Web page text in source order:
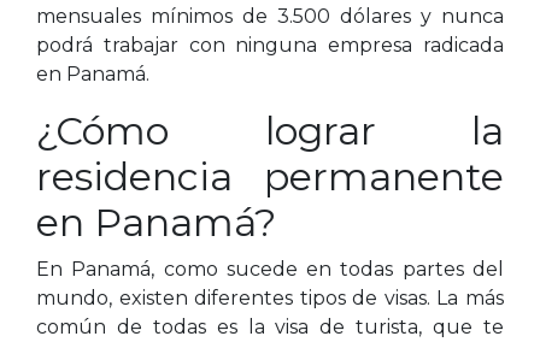
mensuales mínimos de 3.500 dólares y nunca
podrá trabajar con ninguna empresa radicada
en Panamá.
¿Cómo lograr la
residencia permanente
en Panamá?
En Panamá, como sucede en todas partes del
mundo, existen diferentes tipos de visas. La más
común de todas es la visa de turista, que te